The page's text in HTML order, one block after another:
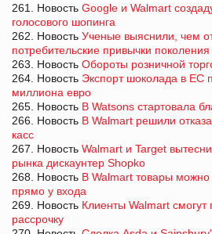
261. Новость Google и Walmart
голосового шопинга
262. Новость Ученые выяснили, чем
потребительские привычки
263. Новость Обороты розничной
264. Новость Экспорт шоколада в ЕС
миллиона евро
265. Новость В Watsons стартовала
266. Новость В Walmart решили
касс
267. Новость Walmart и Target
рынка дискаунтер Shopko
268. Новость В Walmart товары можно
прямо у входа
269. Новость Клиенты Walmart смогут
рассрочку